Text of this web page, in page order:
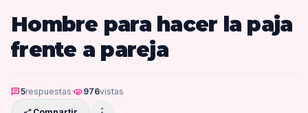
Hombre para hacer la paja
frente a pareja
chat5respuestas·visibility976vistas